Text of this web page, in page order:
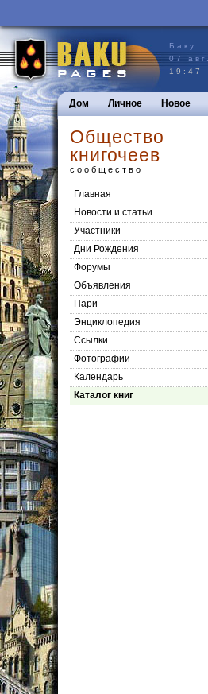
Баку:
07 авг.
19:47
Дом Личное Новое
Общество
книгочеев
сообщество
Главная
Новости и статьи
Участники
Дни Рождения
Форумы
Объявления
Пари
Энциклопедия
Cсылки
Фотографии
Календарь
Каталог книг